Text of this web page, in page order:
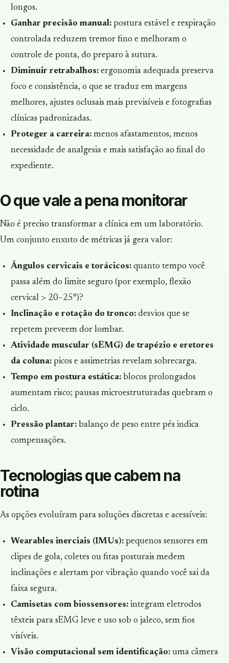
longos.
Ganhar precisão manual:postura estável e respiração
controlada reduzem tremor fino e melhoram o
controle de ponta, do preparo à sutura.
Diminuir retrabalhos:ergonomia adequada preserva
foco e consistência, o que se traduz em margens
melhores, ajustes oclusais mais previsíveis e fotografias
clínicas padronizadas.
Proteger a carreira:menos afastamentos, menos
necessidade de analgesia e mais satisfação ao final do
expediente.
O que vale a pena monitorar
Não é preciso transformar a clínica em um laboratório.
Um conjunto enxuto de métricas já gera valor:
Ângulos cervicais e torácicos:quanto tempo você
passa além do limite seguro (por exemplo, flexão
cervical > 20–25°)?
Inclinação e rotação do tronco:desvios que se
repetem preveem dor lombar.
Atividade muscular (sEMG) de trapézio e eretores
da coluna:picos e assimetrias revelam sobrecarga.
Tempo em postura estática:blocos prolongados
aumentam risco; pausas microestruturadas quebram o
ciclo.
Pressão plantar:balanço de peso entre pés indica
compensações.
Tecnologias que cabem na
rotina
As opções evoluíram para soluções discretas e acessíveis:
Wearables inerciais (IMUs):pequenos sensores em
clipes de gola, coletes ou fitas posturais medem
inclinações e alertam por vibração quando você sai da
faixa segura.
Camisetas com biossensores:integram eletrodos
têxteis para sEMG leve e uso sob o jaleco, sem fios
visíveis.
Visão computacional sem identificação:uma câmera